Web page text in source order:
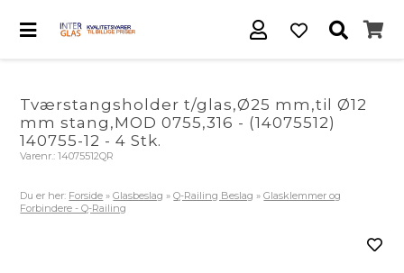
Tværstangsholder t/glas,Ø25 mm,til Ø12
mm stang,MOD 0755,316 - (14075512)
140755-12 - 4 Stk.
Varenr.:14075512QR
Du er her: Forside »Glasbeslag »Q-Railing Beslag »Glasklemmer og
Forbindere - Q-Railing